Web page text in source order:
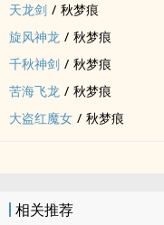
天龙剑 / 秋梦痕
旋风神龙 / 秋梦痕
千秋神剑 / 秋梦痕
苦海飞龙 / 秋梦痕
大盗红魔女 / 秋梦痕
相关推荐